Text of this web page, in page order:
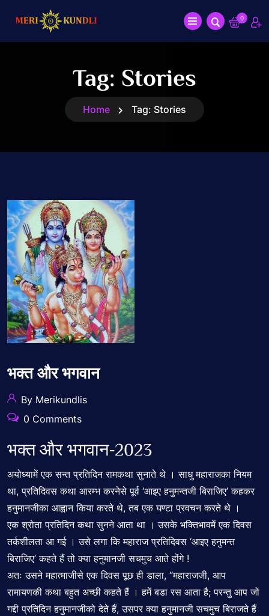
0
Tag: Stories
Home Tag: Stories
भक्त और भगवान
By Merikundlis
0 Comments
भक्त और भगवान-2023
अयोध्यामें एक सन्त प्रतिदिन रामकथा सुनाते थे । साधु महाराजका नियम
था, प्रतिदिवस कथा आरम्भ करनेसे पूर्व ‘आइए हनुमन्तजी बिराजिए’ कहकर
हनुमानजीका आह्वान किया करते थे, तब एक घण्टा प्रवचन करते थे ।
एक श्रोता प्रतिदिन कथा सुनने आता था । उसके भक्तिभावमें एक दिवस
तर्कशीलता आ गई । उसे लगा कि महाराज प्रतिदिवस ‘आइए हनुमन्त
बिराजिए’ कहते हैं तो क्या हनुमानजी सचमुच आते होंगे !
अतः उसने महात्माजीसे एक दिवस पूछ ही डाला, “महाराजजी, आप
रामायणकी कथा बहुत अच्छी कहते हैं । हमें बडा रस आता है; परन्तु आप जो
गद्दी प्रतिदिन हनुमानजीको देते हैं, उसपर क्या हनुमानजी सचमुच बिराजते हैं